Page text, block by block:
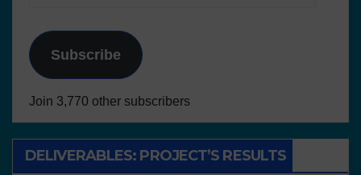
Subscribe
Join 3,770 other subscribers
DELIVERABLES: PROJECT’S RESULTS